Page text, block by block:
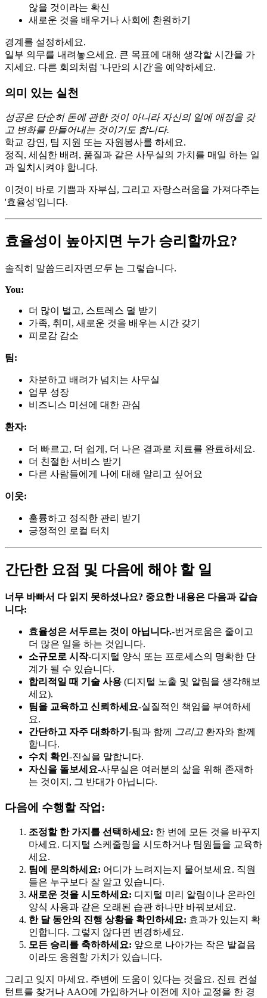
않을 것이라는 확신
새로운 것을 배우거나 사회에 환원하기
경계를 설정하세요.
일부 의무를 내려놓으세요. 큰 목표에 대해 생각할 시간을 가
지세요. 다른 회의처럼 '나만의 시간'을 예약하세요.
의미 있는 실천
성공은 단순히 돈에 관한 것이 아니라 자신의 일에 애정을 갖
고 변화를 만들어내는 것이기도 합니다.
학교 강연, 팀 지원 또는 자원봉사를 하세요.
정직, 세심한 배려, 품질과 같은 사무실의 가치를 매일 하는 일
과 일치시켜야 합니다.
이것이 바로 기쁨과 자부심, 그리고 자랑스러움을 가져다주는
'효율성'입니다.
효율성이 높아지면 누가 승리할까요?
솔직히 말씀드리자면 모두 는 그렇습니다.
You:
더 많이 벌고, 스트레스 덜 받기
가족, 취미, 새로운 것을 배우는 시간 갖기
피로감 감소
팀:
차분하고 배려가 넘치는 사무실
업무 성장
비즈니스 미션에 대한 관심
환자:
더 빠르고, 더 쉽게, 더 나은 결과로 치료를 완료하세요.
더 친절한 서비스 받기
다른 사람들에게 나에 대해 알리고 싶어요
이웃:
훌륭하고 정직한 관리 받기
긍정적인 로컬 터치
간단한 요점 및 다음에 해야 할 일
너무 바빠서 다 읽지 못하셨나요? 중요한 내용은 다음과 같습
니다:
효율성은 서두르는 것이 아닙니다.-번거로움은 줄이고
더 많은 일을 하는 것입니다.
소규모로 시작-디지털 양식 또는 프로세스의 명확한 단
계가 될 수 있습니다.
합리적일 때 기술 사용 (디지털 노출 및 알림을 생각해보
세요).
팀을 교육하고 신뢰하세요-실질적인 책임을 부여하세
요.
간단하고 자주 대화하기 -팀과 함께 그리고 환자와 함께
합니다.
수치 확인-진실을 말합니다.
자신을 돌보세요-사무실은 여러분의 삶을 위해 존재하
는 것이지, 그 반대가 아닙니다.
다음에 수행할 작업:
조정할 한 가지를 선택하세요: 한 번에 모든 것을 바꾸지
마세요. 디지털 스케줄링을 시도하거나 팀원들을 교육하
세요.
팀에 문의하세요: 어디가 느려지는지 물어보세요. 직원
들은 누구보다 잘 알고 있습니다.
새로운 것을 시도하세요: 디지털 미리 알림이나 온라인
양식 사용과 같은 오래된 습관 하나만 바꿔보세요.
한 달 동안의 진행 상황을 확인하세요: 효과가 있는지 확
인합니다. 그렇지 않다면 변경하세요.
모든 승리를 축하하세요: 앞으로 나아가는 작은 발걸음
이라도 응원할 가치가 있습니다.
그리고 잊지 마세요. 주변에 도움이 있다는 것을요. 진료 컨설
턴트를 찾거나 AAO에 가입하거나 이전에 치아 교정을 한 경